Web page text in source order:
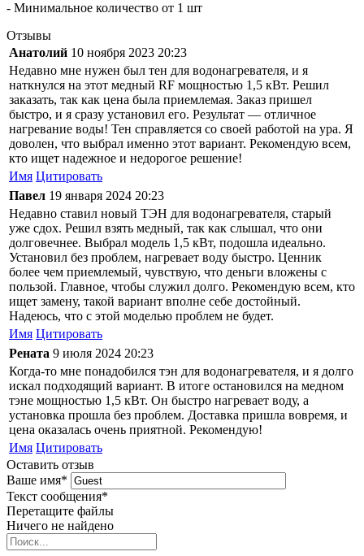
- Минимальное количество от 1 шт
Отзывы
Анатолий 10 ноября 2023 20:23
Недавно мне нужен был тен для водонагревателя, и я
наткнулся на этот медный RF мощностью 1,5 кВт. Решил
заказать, так как цена была приемлемая. Заказ пришел
быстро, и я сразу установил его. Результат — отличное
нагревание воды! Тен справляется со своей работой на ура. Я
доволен, что выбрал именно этот вариант. Рекомендую всем,
кто ищет надежное и недорогое решение!
Имя Цитировать
Павел 19 января 2024 20:23
Недавно ставил новый ТЭН для водонагревателя, старый
уже сдох. Решил взять медный, так как слышал, что они
долговечнее. Выбрал модель 1,5 кВт, подошла идеально.
Установил без проблем, нагревает воду быстро. Ценник
более чем приемлемый, чувствую, что деньги вложены с
пользой. Главное, чтобы служил долго. Рекомендую всем, кто
ищет замену, такой вариант вполне себе достойный.
Надеюсь, что с этой моделью проблем не будет.
Имя Цитировать
Рената 9 июля 2024 20:23
Когда-то мне понадобился тэн для водонагревателя, и я долго
искал подходящий вариант. В итоге остановился на медном
тэне мощностью 1,5 кВт. Он быстро нагревает воду, а
установка прошла без проблем. Доставка пришла вовремя, и
цена оказалась очень приятной. Рекомендую!
Имя Цитировать
Оставить отзыв
Ваше имя*
Текст сообщения*
Перетащите файлы
Ничего не найдено